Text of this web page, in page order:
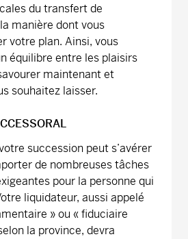
du transfert de
manière dont vous
votre plan. Ainsi, vous
équilibre entre les plaisirs
maintenant et
souhaitez laisser.
succession peut s’avérer
de nombreuses tâches
pour la personne qui
liquidateur, aussi appelé
» ou « fiduciaire
la province, devra